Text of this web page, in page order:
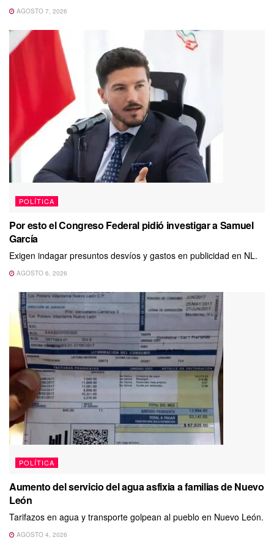
AGOSTO 7, 2026
POLÍTICA
Por esto el Congreso Federal pidió investigar a Samuel
García
Exigen indagar presuntos desvíos y gastos en publicidad en NL.
AGOSTO 6, 2026
POLÍTICA
Aumento del servicio del agua asfixia a familias de Nuevo
León
Tarifazos en agua y transporte golpean al pueblo en Nuevo León.
AGOSTO 4, 2026